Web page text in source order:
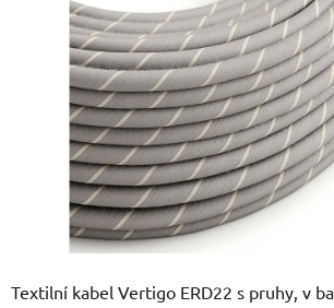
Textilní kabel Vertigo ERD22 s pruhy, v
hvězdiček.